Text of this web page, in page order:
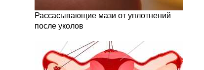
Рассасывающие мази от уплотнений
после уколов